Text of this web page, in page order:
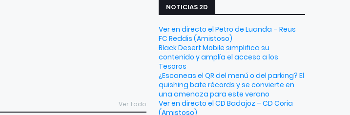
Ver todo
NOTICIAS 2D
Ver en directo el Petro de Luanda – Reus
FC Reddis (Amistoso)
Black Desert Mobile simplifica su
contenido y amplía el acceso a los
Tesoros
¿Escaneas el QR del menú o del parking? El
quishing bate récords y se convierte en
una amenaza para este verano
Ver en directo el CD Badajoz – CD Coria
(Amistoso)